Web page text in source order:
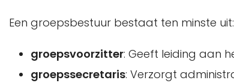
Een groepsbestuur bestaat ten minste uit:
groepsvoorzitter: Geeft leiding aan
groepssecretaris: Verzorgt